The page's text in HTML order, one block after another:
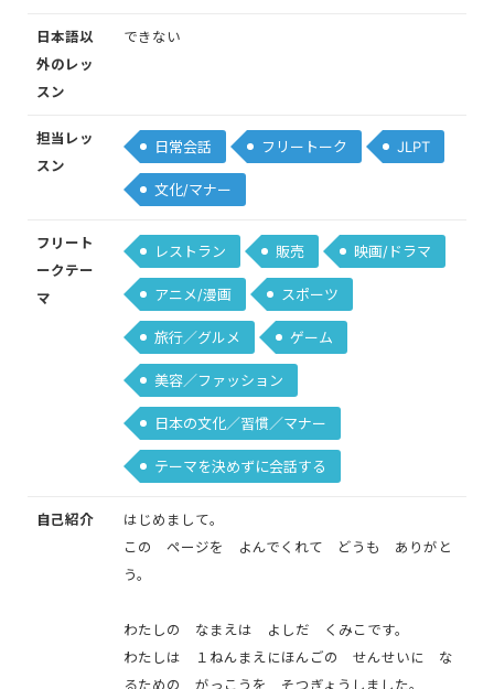
日本語以
外のレッ
スン
できない
担当レッ
スン
日常会話 フリートーク JLPT
文化/マナー
フリート
ークテー
マ
レストラン 販売 映画/ドラマ
アニメ/漫画 スポーツ
旅行／グルメ ゲーム
美容／ファッション
日本の文化／習慣／マナー
テーマを決めずに会話する
自己紹介
はじめまして。
この ページを よんでくれて どうも ありがと
う。
わたしの なまえは よしだ くみこです。
わたしは １ねんまえにほんごの せんせいに な
るための がっこうを そつぎょうしました。